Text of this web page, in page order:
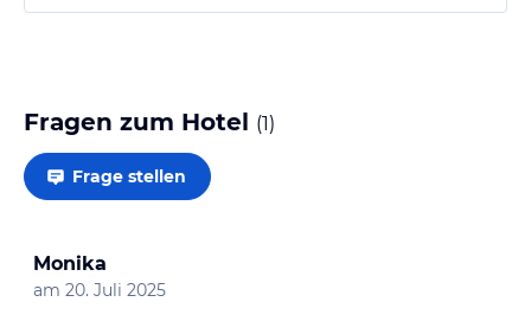
Fragen zum Hotel (1)
Frage stellen
Monika
am 20. Juli 2025